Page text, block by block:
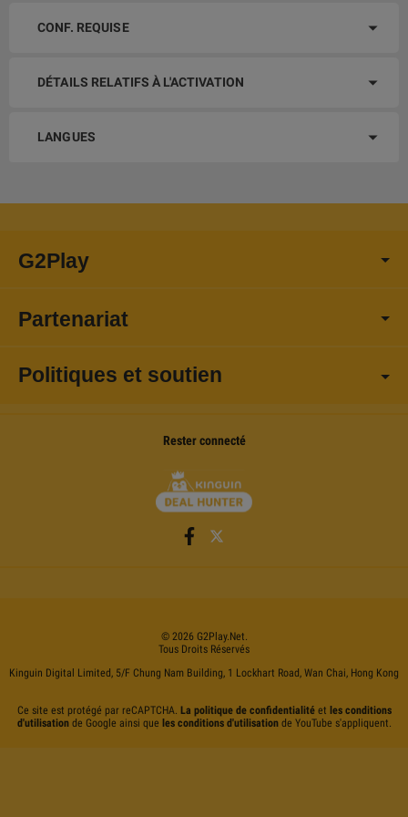
CONF. REQUISE
DÉTAILS RELATIFS À L'ACTIVATION
LANGUES
G2Play
Partenariat
Politiques et soutien
Rester connecté
© 2026 G2Play.net.
Tous Droits Réservés
Kinguin Digital Limited, 5/F Chung Nam Building, 1 Lockhart Road, Wan Chai, Hong Kong
Ce site est protégé par reCAPTCHA. La politique de confidentialitéet les conditions
d'utilisationde Google ainsi que les conditions d'utilisationde YouTube s'appliquent.